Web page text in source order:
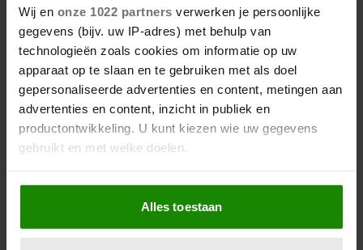
Wij en onze 1022 partners verwerken je persoonlijke
gegevens (bijv. uw IP-adres) met behulp van
technologieën zoals cookies om informatie op uw
apparaat op te slaan en te gebruiken met als doel
gepersonaliseerde advertenties en content, metingen aan
advertenties en content, inzicht in publiek en
productontwikkeling. U kunt kiezen wie uw gegevens
gebruikt en met welke doelen.
Als u het toestaat, willen we ook graag:
Informatie verzamelen over uw geografische
locatie, die tot een paar meter nauwkeurig kan zijn
Alles toestaan
‘DE TOPPERS’: JEROEN VAN
DER BOOM ZET UITSPRAKEN
RECHT